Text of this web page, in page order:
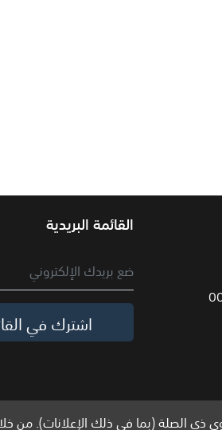
ذي الصلة (بما في ذلك الإعلانات). من
القائمة البريدية
اشترك في